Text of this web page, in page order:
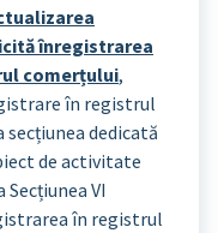
înregistrarea
comerțului,
în registrul
dedicată
de activitate
Secțiunea VI
în registrul